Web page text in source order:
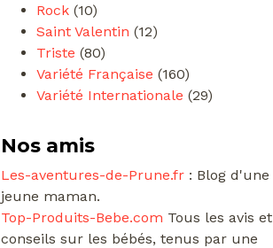
Rock (10)
Saint Valentin (12)
Triste (80)
Variété Française (160)
Variété Internationale (29)
Nos amis
Les-aventures-de-Prune.fr : Blog d'une
jeune maman.
Top-Produits-Bebe.com Tous les avis et
conseils sur les bébés, tenus par une